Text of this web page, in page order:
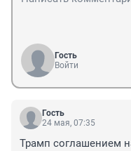
Гость
Войти
Гость
24 мая, 07:35
Трамп соглашением